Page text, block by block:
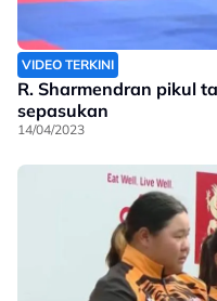
VIDEO TERKINI
R. Sharmendran pikul
sepasukan
14/04/2023